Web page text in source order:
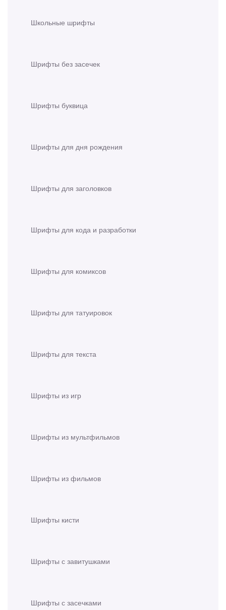
Школьные шрифты
Шрифты без засечек
Шрифты буквица
Шрифты для дня рождения
Шрифты для заголовков
Шрифты для кода и разработки
Шрифты для комиксов
Шрифты для татуировок
Шрифты для текста
Шрифты из игр
Шрифты из мультфильмов
Шрифты из фильмов
Шрифты кисти
Шрифты с завитушками
Шрифты с засечками